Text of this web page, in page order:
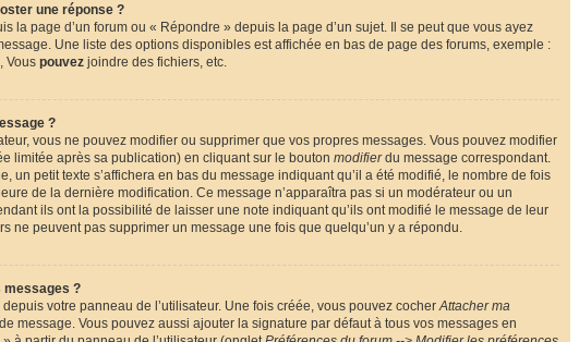
une réponse ?
la page d’un forum ou « Répondre » depuis la page d’un sujet. Il se peut que vous ayez
Une liste des options disponibles est affichée en bas de page des forums, exemple :
Vous pouvez joindre des fichiers, etc.
?
vous ne pouvez modifier ou supprimer que vos propres messages. Vous pouvez modifier
limitée après sa publication) en cliquant sur le bouton modifierdu message correspondant.
un petit texte s’affichera en bas du message indiquant qu’il a été modifié, le nombre de fois
de la dernière modification. Ce message n’apparaîtra pas si un modérateur ou un
ils ont la possibilité de laisser une note indiquant qu’ils ont modifié le message de leur
ne peuvent pas supprimer un message une fois que quelqu’un y a répondu.
messages ?
votre panneau de l’utilisateur. Une fois créée, vous pouvez cocher Attacher ma
message. Vous pouvez aussi ajouter la signature par défaut à tous vos messages en